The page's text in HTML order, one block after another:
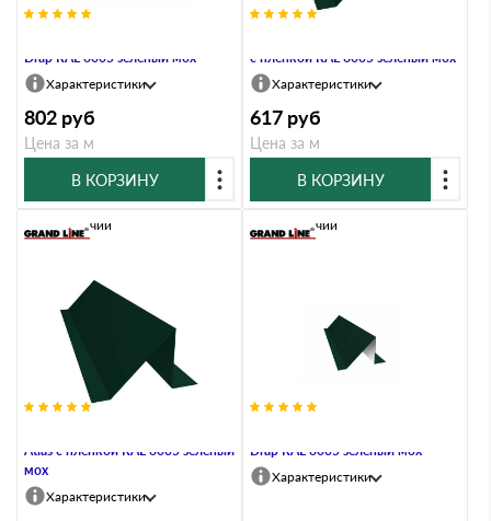
Drap RAL 6005 зеленый мох
Характеристики
802 руб
Цена за м
В КОРЗИНУ
с пленкой RAL 6005 зеленый мох
Характеристики
617 руб
Цена за м
В КОРЗИНУ
Atlas с пленкой RAL 6005 зеленый
мох
В наличии
Характеристики
Drap RAL 6005 зеленый мох
В наличии
Характеристики